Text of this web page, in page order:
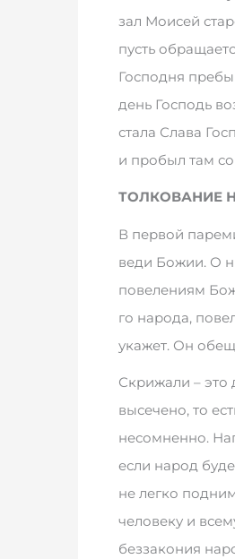
зал Мо­и­сей
пусть
Гос­под­ня
день Гос­подь
ста­ла Сла­ва
и про­был там
ТОЛКОВАНИЕ
В пер­вой
ве­ди Бо­жии. О
пове­ле­ни­ям
го на­ро­да,
укажет. Он
Скри­жа­ли – это
вы­се­че­­но, то
несом­нен­но.
ес­ли на­род
не лег­ко
че­ло­ве­ку и
безза­ко­ния